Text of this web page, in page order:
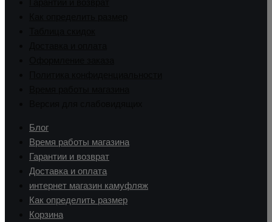
Блог
Время работы магазина
Гарантии и возврат
Доставка и оплата
интернет магазин камуфляж
Как определить размер
Корзина